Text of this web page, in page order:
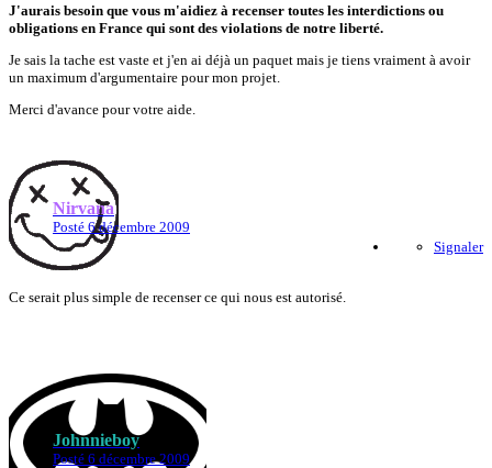
J'aurais besoin que vous m'aidiez à recenser toutes les interdictions ou
obligations en France qui sont des violations de notre liberté.
Je sais la tache est vaste et j'en ai déjà un paquet mais je tiens vraiment à avoir
un maximum d'argumentaire pour mon projet.
Merci d'avance pour votre aide.
Nirvana
Posté 6 décembre 2009
Signaler
Ce serait plus simple de recenser ce qui nous est autorisé.
Johnnieboy
Posté 6 décembre 2009